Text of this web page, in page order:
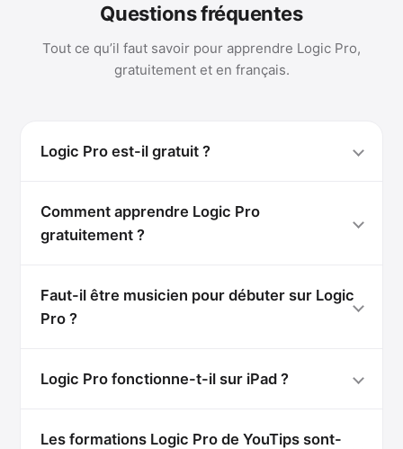
Questions fréquentes
Tout ce qu’il faut savoir pour apprendre Logic Pro,
gratuitement et en français.
Logic Pro est-il gratuit ?
Comment apprendre Logic Pro
gratuitement ?
Faut-il être musicien pour débuter sur Logic
Pro ?
Logic Pro fonctionne-t-il sur iPad ?
Les formations Logic Pro de YouTips sont-